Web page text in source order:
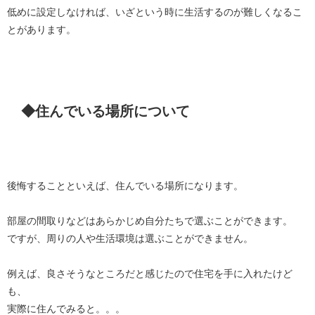
低めに設定しなければ、いざという時に生活するのが難しくなるこ
とがあります。
◆住んでいる場所について
後悔することといえば、住んでいる場所になります。
部屋の間取りなどはあらかじめ自分たちで選ぶことができます。
ですが、周りの人や生活環境は選ぶことができません。
例えば、良さそうなところだと感じたので住宅を手に入れたけど
も、
実際に住んでみると。。。